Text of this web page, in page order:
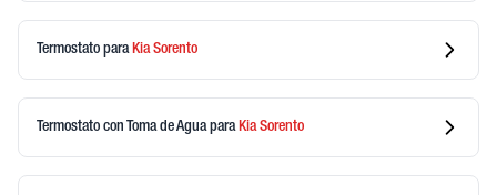
Termostato para KiaSorento
Termostato con Toma de Aguapara KiaSorento